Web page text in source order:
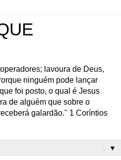
lavoura de Deus,
ninguém pode lançar
foi posto, o qual é Jesus
de alguém que sobre o
galardão." 1 Coríntios
▼